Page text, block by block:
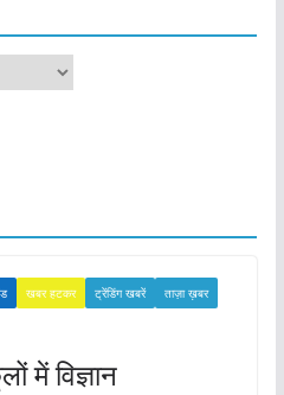
खबर हटकर ट्रेंडिंग खबरें
ताज़ा ख़बर
में विज्ञान